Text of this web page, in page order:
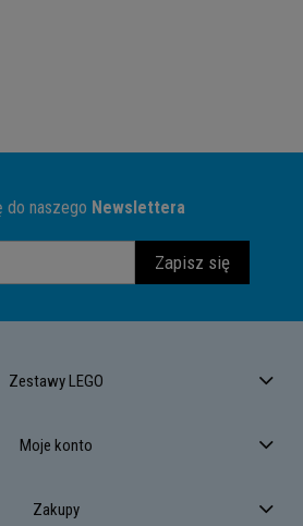
do naszego Newslettera
Zapisz się
Zestawy LEGO
Moje konto
Zakupy